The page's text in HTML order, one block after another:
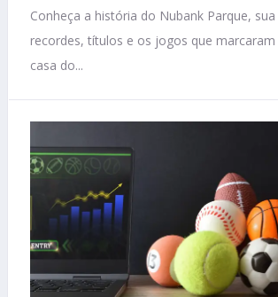
Conheça a história do Nubank Parque,
recordes, títulos e os jogos que
casa do...